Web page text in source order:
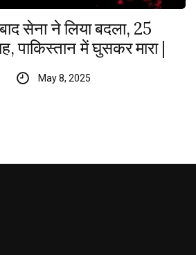
सेना ने लिया बदला, 25
पाकिस्तान में घुसकर मारा |
May 8, 2025